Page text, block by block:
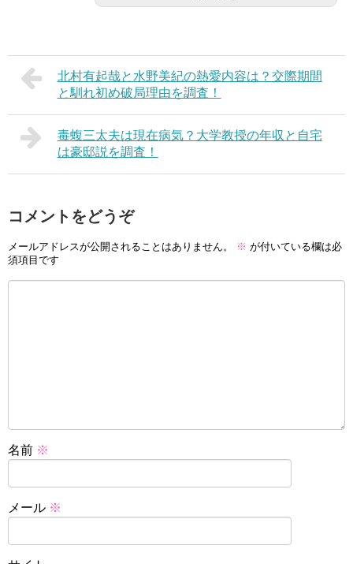
北村有起哉と水野美紀の熱愛内容は？交際期間
と馴れ初め破局理由を調査！
毒蝮三太夫は現在病気？大学教授の年収と自宅
は豪邸説を調査！
コメントをどうぞ
メールアドレスが公開されることはありません。 ※ が付いている欄は必
須項目です
名前 ※
メール ※